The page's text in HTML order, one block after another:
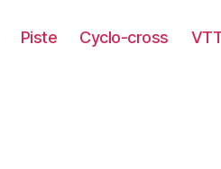
Piste Cyclo-cross